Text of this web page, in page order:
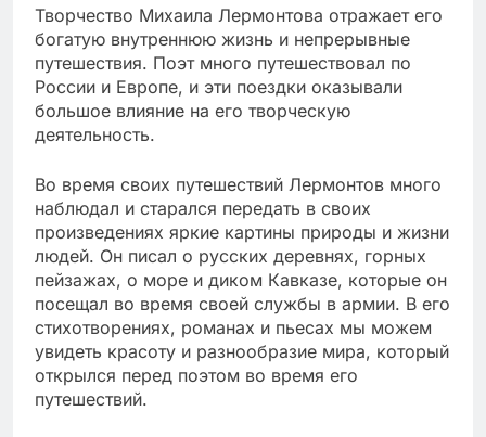
Творчество Михаила Лермонтова отражает его
богатую внутреннюю жизнь и непрерывные
путешествия. Поэт много путешествовал по
России и Европе, и эти поездки оказывали
большое влияние на его творческую
деятельность.
Во время своих путешествий Лермонтов много
наблюдал и старался передать в своих
произведениях яркие картины природы и жизни
людей. Он писал о русских деревнях, горных
пейзажах, о море и диком Кавказе, которые он
посещал во время своей службы в армии. В его
стихотворениях, романах и пьесах мы можем
увидеть красоту и разнообразие мира, который
открылся перед поэтом во время его
путешествий.